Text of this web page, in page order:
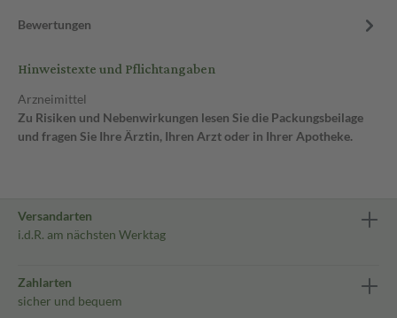
Bewertungen
Hinweistexte und Pflichtangaben
Arzneimittel
Zu Risiken und Nebenwirkungen lesen Sie die Packungsbeilage
und fragen Sie Ihre Ärztin, Ihren Arzt oder in Ihrer Apotheke.
Versandarten
i.d.R. am nächsten Werktag
Zahlarten
sicher und bequem